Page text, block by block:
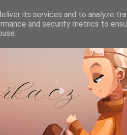
its services and to analyze
and security metrics to